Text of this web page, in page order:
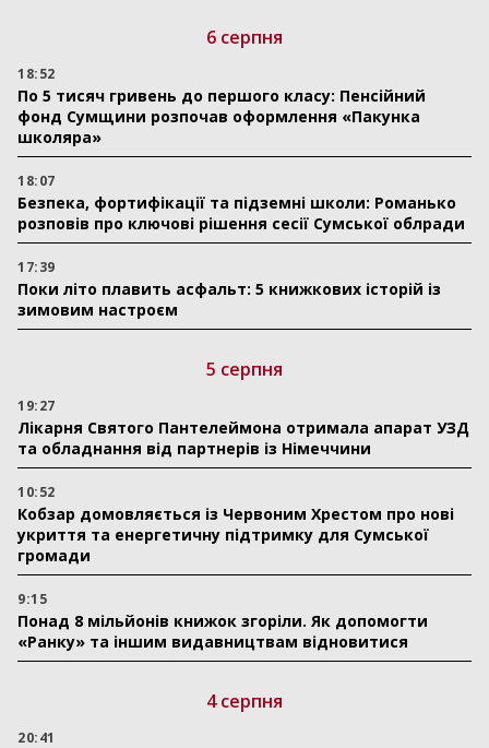
6 серпня
18:52
По 5 тисяч гривень до першого класу: Пенсійний
фонд Сумщини розпочав оформлення «Пакунка
школяра»
18:07
Безпека, фортифікації та підземні школи: Романько
розповів про ключові рішення сесії Сумської облради
17:39
Поки літо плавить асфальт: 5 книжкових історій із
зимовим настроєм
5 серпня
19:27
Лікарня Святого Пантелеймона отримала апарат УЗД
та обладнання від партнерів із Німеччини
10:52
Кобзар домовляється із Червоним Хрестом про нові
укриття та енергетичну підтримку для Сумської
громади
9:15
Понад 8 мільйонів книжок згоріли. Як допомогти
«Ранку» та іншим видавництвам відновитися
4 серпня
20:41